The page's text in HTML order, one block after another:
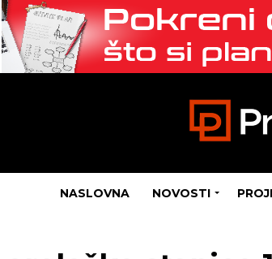
NASLOVNA NOVOSTI